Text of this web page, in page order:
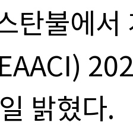
탄불에서
밝혔다.